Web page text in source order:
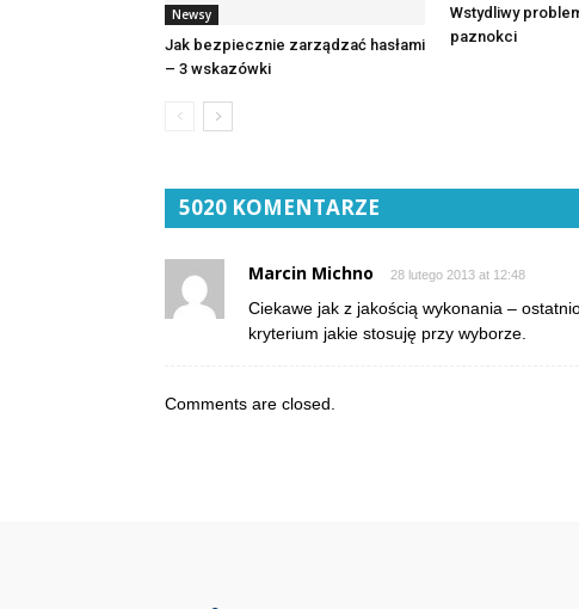
Newsy
Jak bezpiecznie zarządzać hasłami
– 3 wskazówki
Wstydliwy
paznokci
5020 KOMENTARZE
Marcin Michno 28 lutego 2013 at 12:48
Ciekawe jak z jakością wykonania –
kryterium jakie stosuję przy wyborze.
Comments are closed.